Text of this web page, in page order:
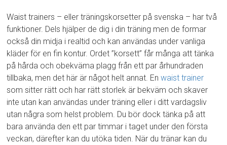
Waist trainers – eller träningskorsetter på svenska – har två
funktioner. Dels hjälper de dig i din träning men de formar
också din midja i realtid och kan användas under vanliga
kläder för en fin kontur. Ordet ”korsett” får många att tänka
på hårda och obekväma plagg från ett par århundraden
tillbaka, men det här är något helt annat. Enwaist trainer
som sitter rätt och har rätt storlek är bekväm och skaver
inte utan kan användas under träning eller i ditt vardagsliv
utan några som helst problem. Du bör dock tänka på att
bara använda den ett par timmar i taget under den första
veckan, därefter kan du utöka tiden. När du tränar kan du